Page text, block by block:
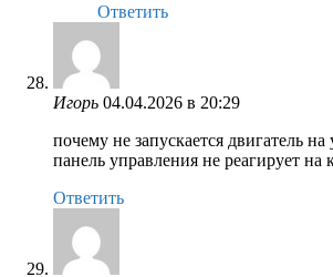
Ответить
Игорь 04.04.2026 в 20:29
почему не запускается двигатель на
панель управления не реагирует на
Ответить